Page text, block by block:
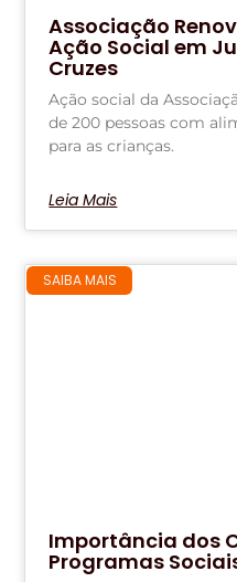
Associação
Ação Social em
Cruzes
Ação social da
de 200 pessoas com
para as crianças.
Leia Mais
SAIBA MAIS
Importância dos
Programas